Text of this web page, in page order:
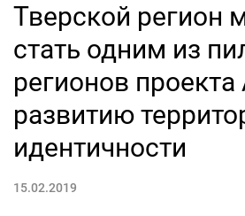
Тверской регион
стать одним из
регионов
развитию
идентичности
15.02.2019